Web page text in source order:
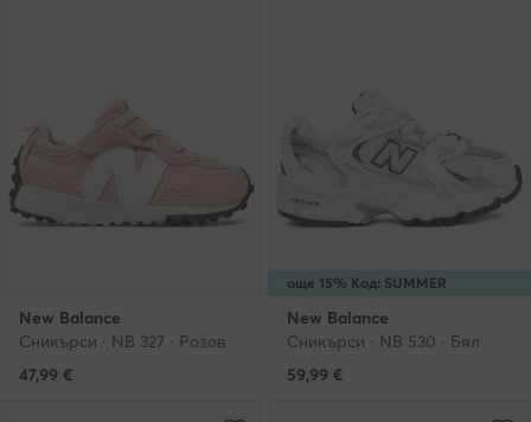
New Balance
Сникърси · NB 327 · Розов
47,99 €
още 15% Код: SUMMER
New Balance
Сникърси · NB 530 · Бял
59,99 €